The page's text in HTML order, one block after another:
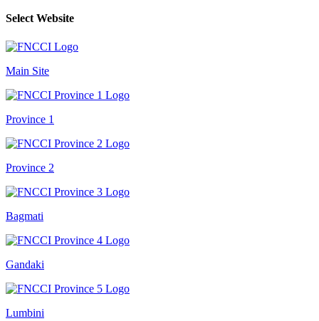
Select Website
Main Site
Province 1
Province 2
Bagmati
Gandaki
Lumbini